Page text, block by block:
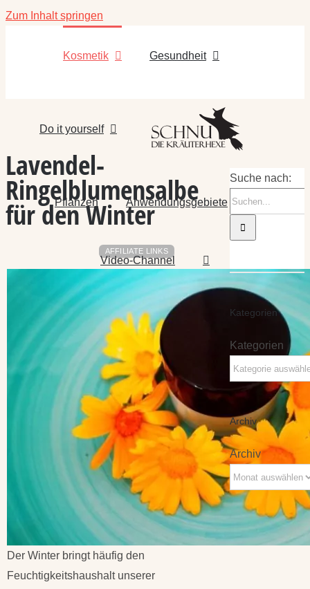
Zum Inhalt springen
Kosmetik Gesundheit
Do it yourself
Pflanzen Anwendungsgebiete
Video-Channel
Lavendel-
Ringelblumensalbe
für den Winter
AFFILIATE LINKS
Der Winter bringt häufig den
Feuchtigkeitshaushalt unserer
Suche nach:
Kategorien
Kategorien
Archiv
Archiv